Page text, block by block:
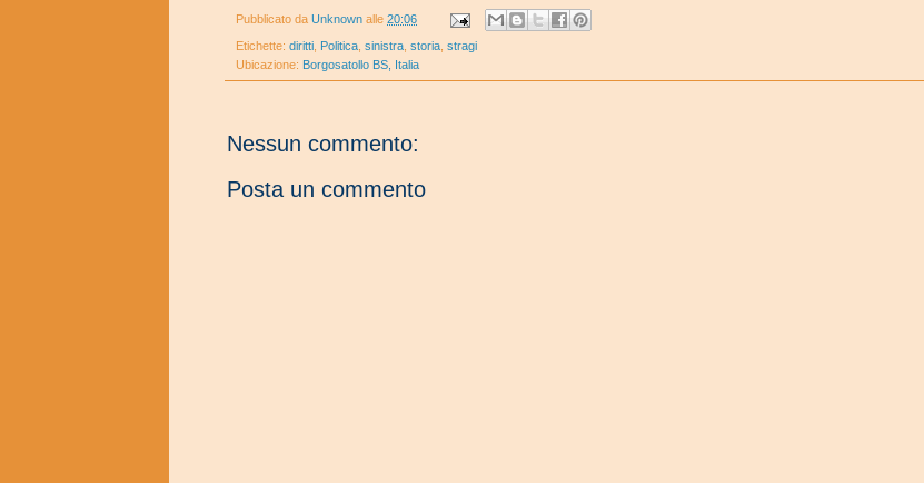
Pubblicato da Unknown alle 20:06
Etichette: diritti Politica sinistra storia stragi
Ubicazione: Borgosatollo BS, Italia
Nessun commento:
Posta un commento